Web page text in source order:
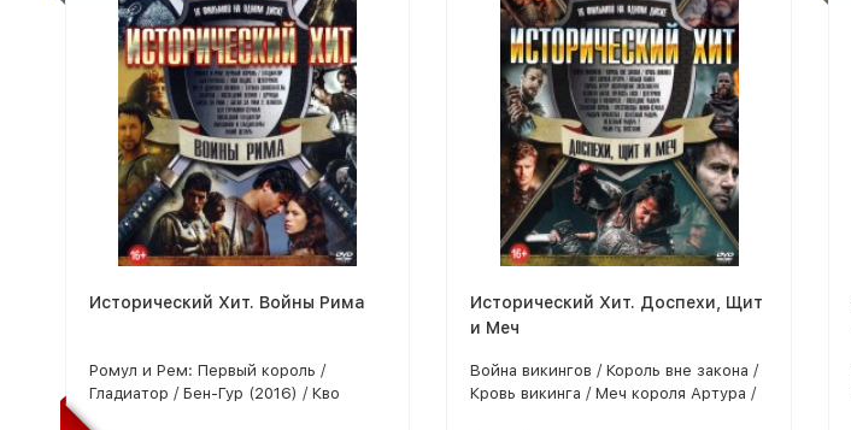
Исторический Хит. Войны Рима
Ромул и Рем: Первый король /
Гладиатор / Бен-Гур (2016) / Кво
Исторический Хит. Доспехи, Щит
и Меч
Война викингов / Король вне закона /
Кровь викинга / Меч короля Артура /